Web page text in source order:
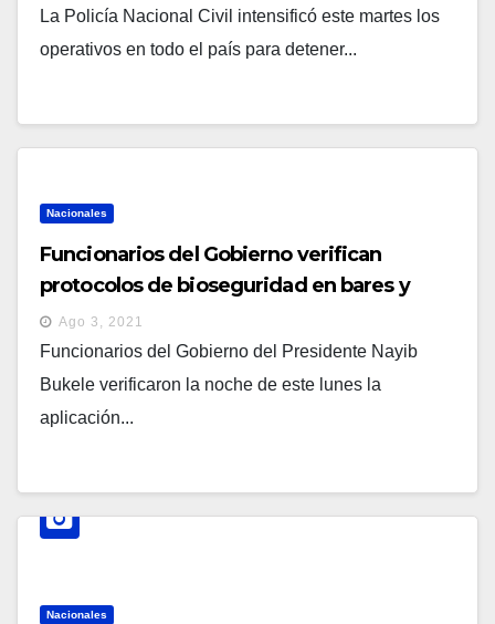
La Policía Nacional Civil intensificó este martes los
operativos en todo el país para detener...
Nacionales
Funcionarios del Gobierno verifican
protocolos de bioseguridad en bares y
restaurantes del centro histórico
Ago 3, 2021
Funcionarios del Gobierno del Presidente Nayib
Bukele verificaron la noche de este lunes la
aplicación...
Nacionales